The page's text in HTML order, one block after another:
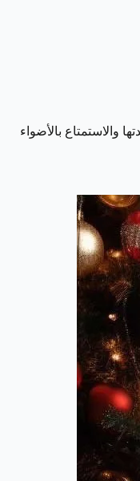
والاستمتاع بالأضواء